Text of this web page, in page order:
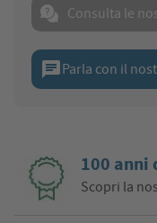
Consulta le
chatParla con il
100 anni
Scopri la